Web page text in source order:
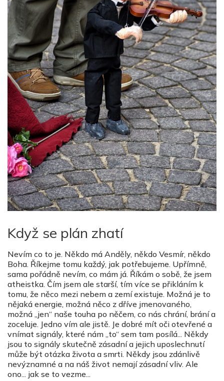
Když se plán zhatí
Nevím co to je. Někdo má Anděly, někdo Vesmír, někdo
Boha. Říkejme tomu každý, jak potřebujeme. Upřímně,
sama pořádně nevím, co mám já. Říkám o sobě, že jsem
atheistka. Čím jsem ale starší, tím více se přikláním k
tomu, že něco mezi nebem a zemí existuje. Možná je to
nějaká energie, možná něco z dříve jmenovaného,
možná „jen“ naše touha po něčem, co nás chrání, brání a
zoceluje. Jedno vím ale jistě. Je dobré mít oči otevřené a
vnímat signály, které nám „to“ sem tam posílá... Někdy
jsou to signály skutečně zásadní a jejich uposlechnutí
může být otázka života a smrti. Někdy jsou zdánlivě
nevýznamné a na náš život nemají zásadní vliv. Ale
ono... jak se to vezme...